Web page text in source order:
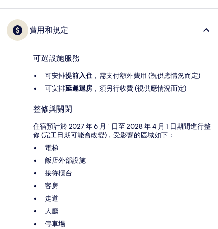
費用和規定
可選設施服務
可安排提前入住 ，需支付額外費用 (視供應情況而定)
可安排延遲退房 ，須另行收費 (視供應情況而定)
整修與關閉
住宿預計於 2027 年 6 月 1 日至 2028 年 4 月 1 日期間進行整
修 (完工日期可能會改變)，受影響的區域如下：
電梯
飯店外部設施
接待櫃台
客房
走道
大廳
停車場